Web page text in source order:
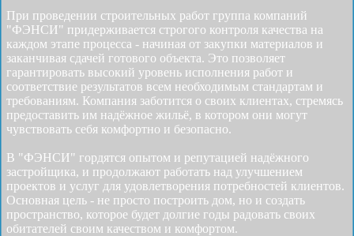
При проведении строительных работ группа компаний
"ФЭНСИ" придерживается строгого контроля качества на
каждом этапе процесса - начиная от закупки материалов и
заканчивая сдачей готового объекта. Это позволяет
гарантировать высокий уровень исполнения работ и
соответствие результатов всем необходимым стандартам и
требованиям. Компания заботится о своих клиентах, стремясь
предоставить им надёжное жильё, в котором они могут
чувствовать себя комфортно и безопасно.
В "ФЭНСИ" гордятся опытом и репутацией надёжного
застройщика, и продолжают работать над улучшением
проектов и услуг для удовлетворения потребностей клиентов.
Основная цель - не просто построить дом, но и создать
пространство, которое будет долгие годы радовать своих
обитателей своим качеством и комфортом.